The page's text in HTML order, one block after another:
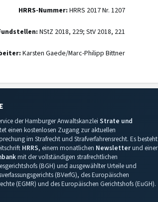
HRRS-Nummer: HRRS 2017 Nr. 1207
NStZ 2018, 229; StV 2018, 221
Karsten Gaede/Marc-Philipp Bittner
der Hamburger Anwaltskanzlei Strate und
einen kostenlosen Zugang zur aktuellen
im Strafrecht und Strafverfahrensrecht. Es besteht
HRRS, einem monatlichen Newsletterund einer
mit der vollständigen strafrechtlichen
(BGH) und ausgewählter Urteile und
(BVerfG), des Europäischen
(EGMR) und des Europäischen Gerichtshofs (EuGH).